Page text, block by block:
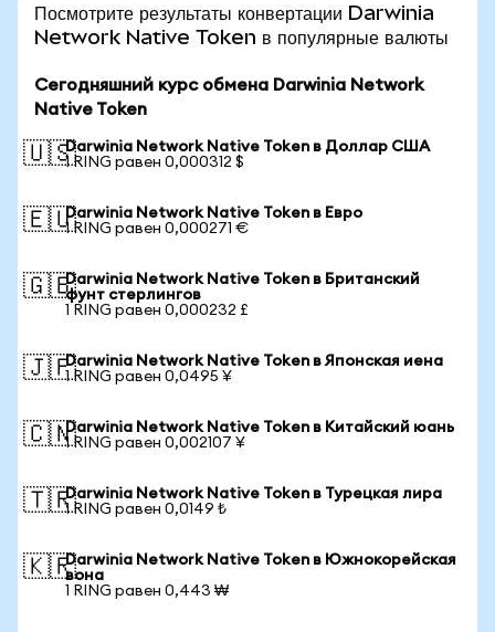
Посмотрите результаты конвертации Darwinia
Network Native Token в популярные валюты
Сегодняшний курс обмена Darwinia Network
Native Token
🇺🇸Darwinia Network Native Token в Доллар США
1 RING равен 0,000312 $
🇪🇺Darwinia Network Native Token в Евро
1 RING равен 0,000271 €
🇬🇧Darwinia Network Native Token в Британский
фунт стерлингов
1 RING равен 0,000232 £
🇯🇵Darwinia Network Native Token в Японская иена
1 RING равен 0,0495 ¥
🇨🇳Darwinia Network Native Token в Китайский юань
1 RING равен 0,002107 ¥
🇹🇷Darwinia Network Native Token в Турецкая лира
1 RING равен 0,0149 ₺
🇰🇷Darwinia Network Native Token в Южнокорейская
вона
1 RING равен 0,443 ₩